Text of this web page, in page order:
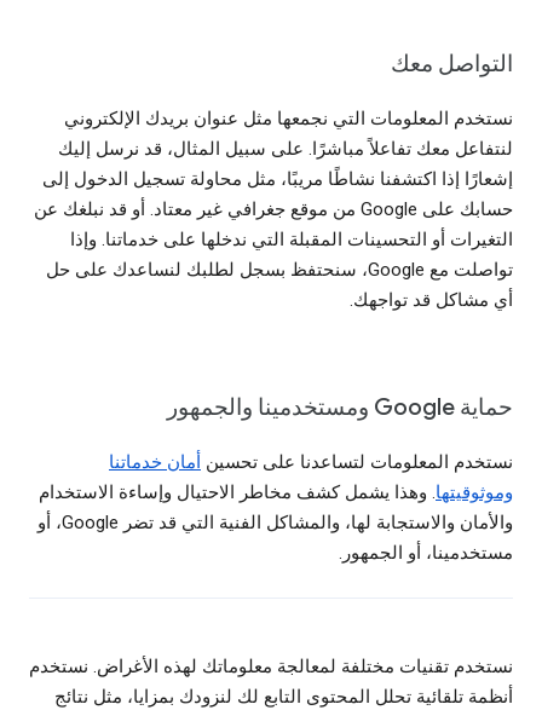
التواصل معك
نستخدم المعلومات التي نجمعها مثل عنوان بريدك الإلكتروني
لنتفاعل معك تفاعلاً مباشرًا. على سبيل المثال، قد نرسل إليك
إشعارًا إذا اكتشفنا نشاطًا مريبًا، مثل محاولة تسجيل الدخول إلى
حسابك على Google من موقع جغرافي غير معتاد. أو قد نبلغك عن
التغيرات أو التحسينات المقبلة التي ندخلها على خدماتنا. وإذا
تواصلت مع Google، سنحتفظ بسجل لطلبك لنساعدك على حل
أي مشاكل قد تواجهك.
حماية Google ومستخدمينا والجمهور
نستخدم المعلومات لتساعدنا على تحسين أمان خدماتنا
وموثوقيتها. وهذا يشمل كشف مخاطر الاحتيال وإساءة الاستخدام
والأمان والاستجابة لها، والمشاكل الفنية التي قد تضر Google، أو
مستخدمينا، أو الجمهور.
نستخدم تقنيات مختلفة لمعالجة معلوماتك لهذه الأغراض. نستخدم
أنظمة تلقائية تحلل المحتوى التابع لك لنزودك بمزايا، مثل نتائج